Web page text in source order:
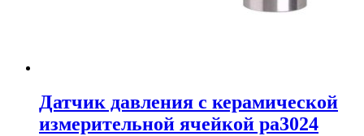
Датчик давления с керамической
измерительной ячейкой pa3024